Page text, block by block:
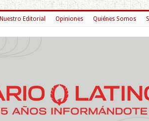
Nuestro Editorial Opiniones Quiénes Somos